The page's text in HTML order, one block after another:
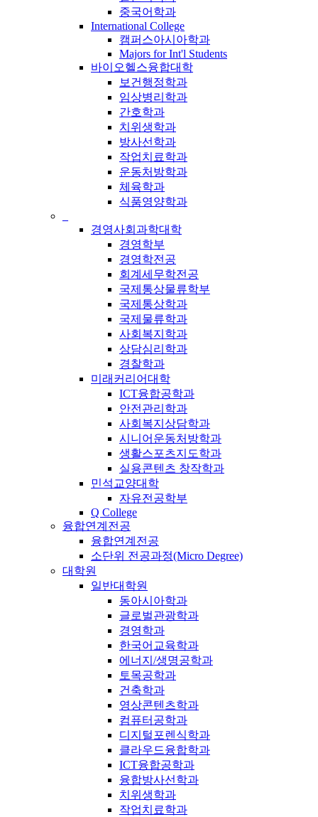
중국어학과
International College
캠퍼스아시아학과
Majors for Int'l Students
바이오헬스융합대학
보건행정학과
임상병리학과
간호학과
치위생학과
방사선학과
작업치료학과
운동처방학과
체육학과
식품영양학과
경영사회과학대학
경영학부
경영학전공
회계세무학전공
국제통상물류학부
국제통상학과
국제물류학과
사회복지학과
상담심리학과
경찰학과
미래커리어대학
ICT융합공학과
안전관리학과
사회복지상담학과
시니어운동처방학과
생활스포츠지도학과
실용콘텐츠 창작학과
민석교양대학
자유전공학부
Q College
융합연계전공
융합연계전공
소단위 전공과정(Micro Degree)
대학원
일반대학원
동아시아학과
글로벌관광학과
경영학과
한국어교육학과
에너지/생명공학과
토목공학과
건축학과
영상콘텐츠학과
컴퓨터공학과
디지털포렌식학과
클라우드융합학과
ICT융합공학과
융합방사선학과
치위생학과
작업치료학과